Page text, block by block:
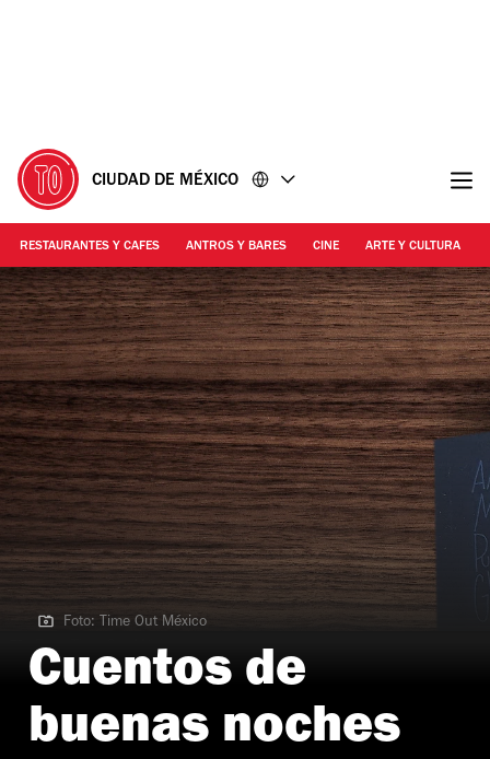
CIUDAD DE MÉXICO
RESTAURANTES Y CAFES ANTROS Y BARES CINE ARTE Y CULTURA
Foto: Time Out México
Foto: Time Out México
Cuentos de
buenas noches